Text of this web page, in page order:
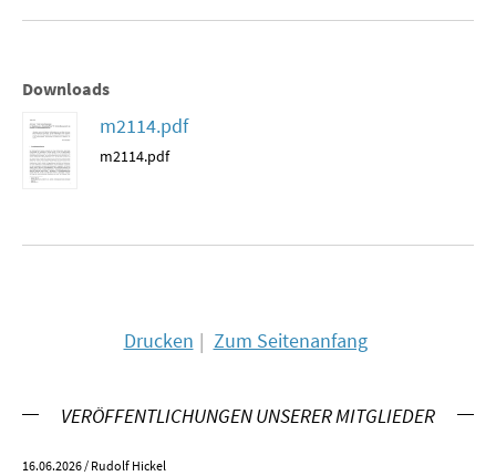
SOMMERSCHULE 2024
SOMMERSCHULE 2022
SOMMERSCHULE 2021
SOMMERSCHULE 2016
Downloads
m2114.pdf
m2114.pdf
Drucken Zum Seitenanfang
VERÖFFENTLICHUNGEN UNSERER MITGLIEDER
16.06.2026 / Rudolf Hickel